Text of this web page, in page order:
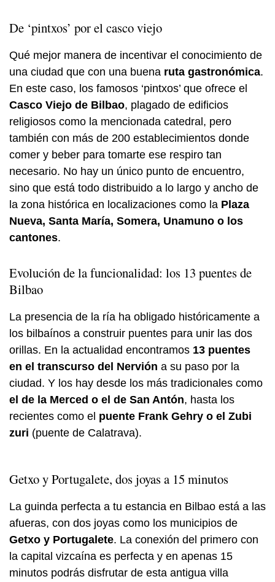
De ‘pintxos’ por el casco viejo
Qué mejor manera de incentivar el conocimiento de
una ciudad que con una buena ruta gastronómica.
En este caso, los famosos ‘pintxos’ que ofrece el
Casco Viejo de Bilbao, plagado de edificios
religiosos como la mencionada catedral, pero
también con más de 200 establecimientos donde
comer y beber para tomarte ese respiro tan
necesario. No hay un único punto de encuentro,
sino que está todo distribuido a lo largo y ancho de
la zona histórica en localizaciones como la Plaza
Nueva, Santa María, Somera, Unamuno o los
cantones.
Evolución de la funcionalidad: los 13 puentes de
Bilbao
La presencia de la ría ha obligado históricamente a
los bilbaínos a construir puentes para unir las dos
orillas. En la actualidad encontramos 13 puentes
en el transcurso del Nervión a su paso por la
ciudad. Y los hay desde los más tradicionales como
el de la Merced o el de San Antón, hasta los
recientes como el puente Frank Gehry o el Zubi
zuri (puente de Calatrava).
Getxo y Portugalete, dos joyas a 15 minutos
La guinda perfecta a tu estancia en Bilbao está a las
afueras, con dos joyas como los municipios de
Getxo y Portugalete. La conexión del primero con
la capital vizcaína es perfecta y en apenas 15
minutos podrás disfrutar de esta antigua villa